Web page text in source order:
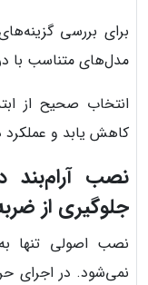
برای بررسی
مدل‌های متناسب با
انتخاب صحیح از
کاهش یابد و عملکرد
نصب آرام‌بند
جلوگیری از
نصب اصولی تنها
نمی‌شود. در اجرای